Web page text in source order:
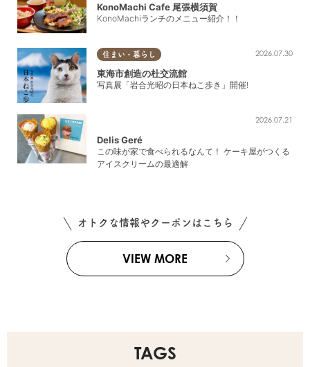
KonoMachi Cafe 尾張横須賀
KonoMachiランチのメニュー紹介！！
住まい・暮らし 2026.07.30
東海市創造の杜交流館
写真展「岩合光昭の日本ねこ歩き」開催!
2026.07.21
Delis Geré
この味が家で食べられるなんて！ ケーキ屋がつくる
アイスクリームの最適解
オトクな情報やクーポンはこちら
VIEW MORE
TAGS